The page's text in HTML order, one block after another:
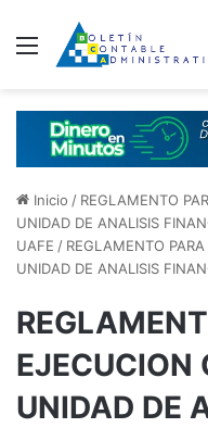
Menú
Inicio / REGLAMENTO
UNIDAD DE ANALISIS
UAFE / REGLAMENTO
UNIDAD DE ANALISIS
EJECUCION
UNIDAD DE